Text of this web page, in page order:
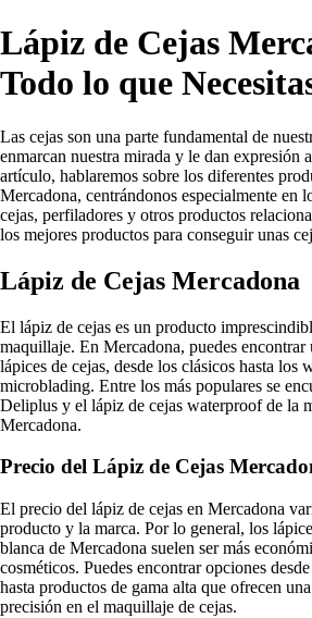
Lápiz de Cejas
Todo lo que
Las cejas son una parte fundamental de
enmarcan nuestra mirada y le dan expresión
artículo, hablaremos sobre los diferentes
Mercadona, centrándonos especialmente en
cejas, perfiladores y otros productos
los mejores productos para conseguir unas
Lápiz de Cejas Mercadona
El lápiz de cejas es un producto
maquillaje. En Mercadona, puedes encontrar
lápices de cejas, desde los clásicos hasta los
microblading. Entre los más populares se
Deliplus y el lápiz de cejas waterproof de la
Mercadona.
Precio del Lápiz de Cejas
El precio del lápiz de cejas en Mercadona
producto y la marca. Por lo general, los
blanca de Mercadona suelen ser más
cosméticos. Puedes encontrar opciones
hasta productos de gama alta que ofrecen
precisión en el maquillaje de cejas.